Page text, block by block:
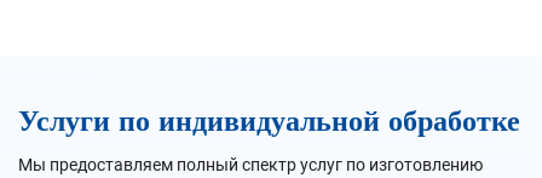
Услуги по индивидуальной обработке
Мы предоставляем полный спектр услуг по изготовлению